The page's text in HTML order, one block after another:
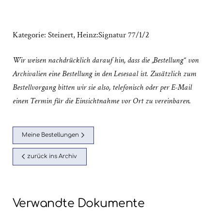
Kategorie: Steinert, Heinz:Signatur 77/1/2
Wir weisen nachdrücklich darauf hin, dass die „Bestellung“ von
Archivalien eine Bestellung in den Lesesaal ist. Zusätzlich zum
Bestellvorgang bitten wir sie also, telefonisch oder per E-Mail
einen Termin für die Einsichtnahme vor Ort zu vereinbaren.
Meine Bestellungen
zurück ins Archiv
Verwandte Dokumente